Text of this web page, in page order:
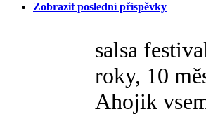
Zobrazit poslední příspěvky
salsa
roky, 10
Ahojik